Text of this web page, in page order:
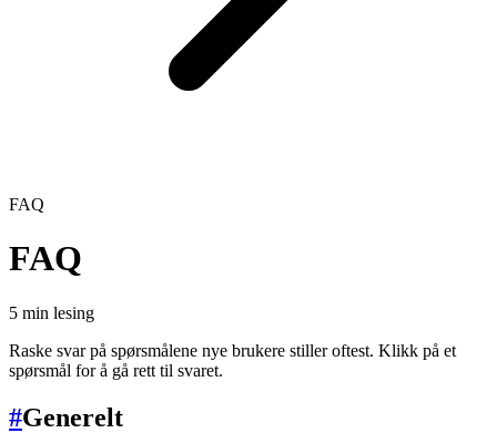
FAQ
FAQ
5 min lesing
Raske svar på spørsmålene nye brukere stiller oftest. Klikk på et
spørsmål for å gå rett til svaret.
#Generelt